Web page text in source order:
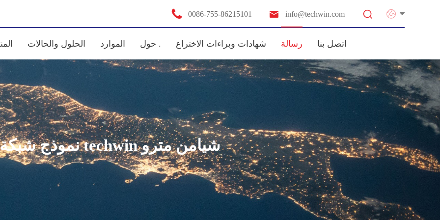
 0086-755-86215101  info@techwin.com 
الحلول والحالات الموارد حول . شهادات وبراءات الاختراع رسالة اتصل بنا
نموذج شبكة techwin شيامن مترو